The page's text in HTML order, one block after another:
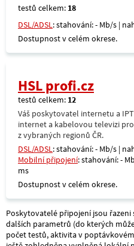
testů celkem: 18
DSL/ADSL: stahování: - Mb/s |
Dostupnost v celém okrese.
HSL profi.cz
testů celkem: 12
Váš poskytovatel internetu a
internet a kabelovou televizi
z vybraných regionů ČR.
DSL/ADSL: stahování: - Mb/s |
Mobilní připojení: stahování: -
ms
Dostupnost v celém okrese.
Poskytovatelé připojení jsou
dalších parametrů (do kterých
počet testů, aktivita v